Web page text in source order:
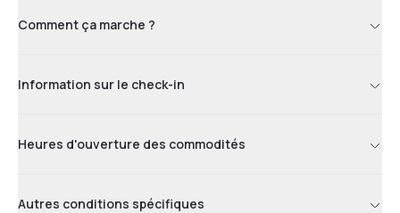
Comment ça marche ?
Information sur le check-in
Heures d'ouverture des commodités
Autres conditions spécifiques